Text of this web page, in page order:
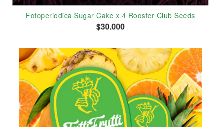
Fotoperiodica Sugar Cake x 4 Rooster Club Seeds
$30.000